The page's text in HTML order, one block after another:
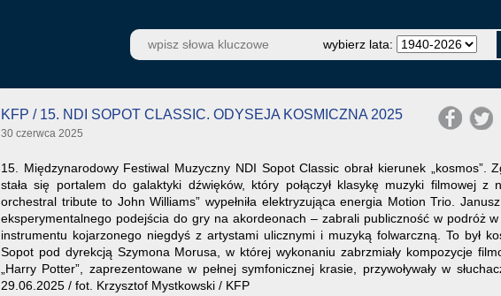
wybierz lata:
KFP / 15. NDI SOPOT CLASSIC. ODYSEJA KOSMICZNA 2025
30 czerwca 2025
15. Międzynarodowy Festiwal Muzyczny NDI Sopot Classic obrał kierunek
stała się portalem do galaktyki dźwięków, który połączył klasykę muzyki filmowej
orchestral tribute to John Williams” wypełniła elektryzująca energia Motion Trio.
eksperymentalnego podejścia do gry na akordeonach – zabrali publiczność w podróż
instrumentu kojarzonego niegdyś z artystami ulicznymi i muzyką folwarczną. To był
Sopot pod dyrekcją Szymona Morusa, w której wykonaniu zabrzmiały kompozycje
„Harry Potter”, zaprezentowane w pełnej symfonicznej krasie, przywoływały w
29.06.2025 / fot. Krzysztof Mystkowski / KFP